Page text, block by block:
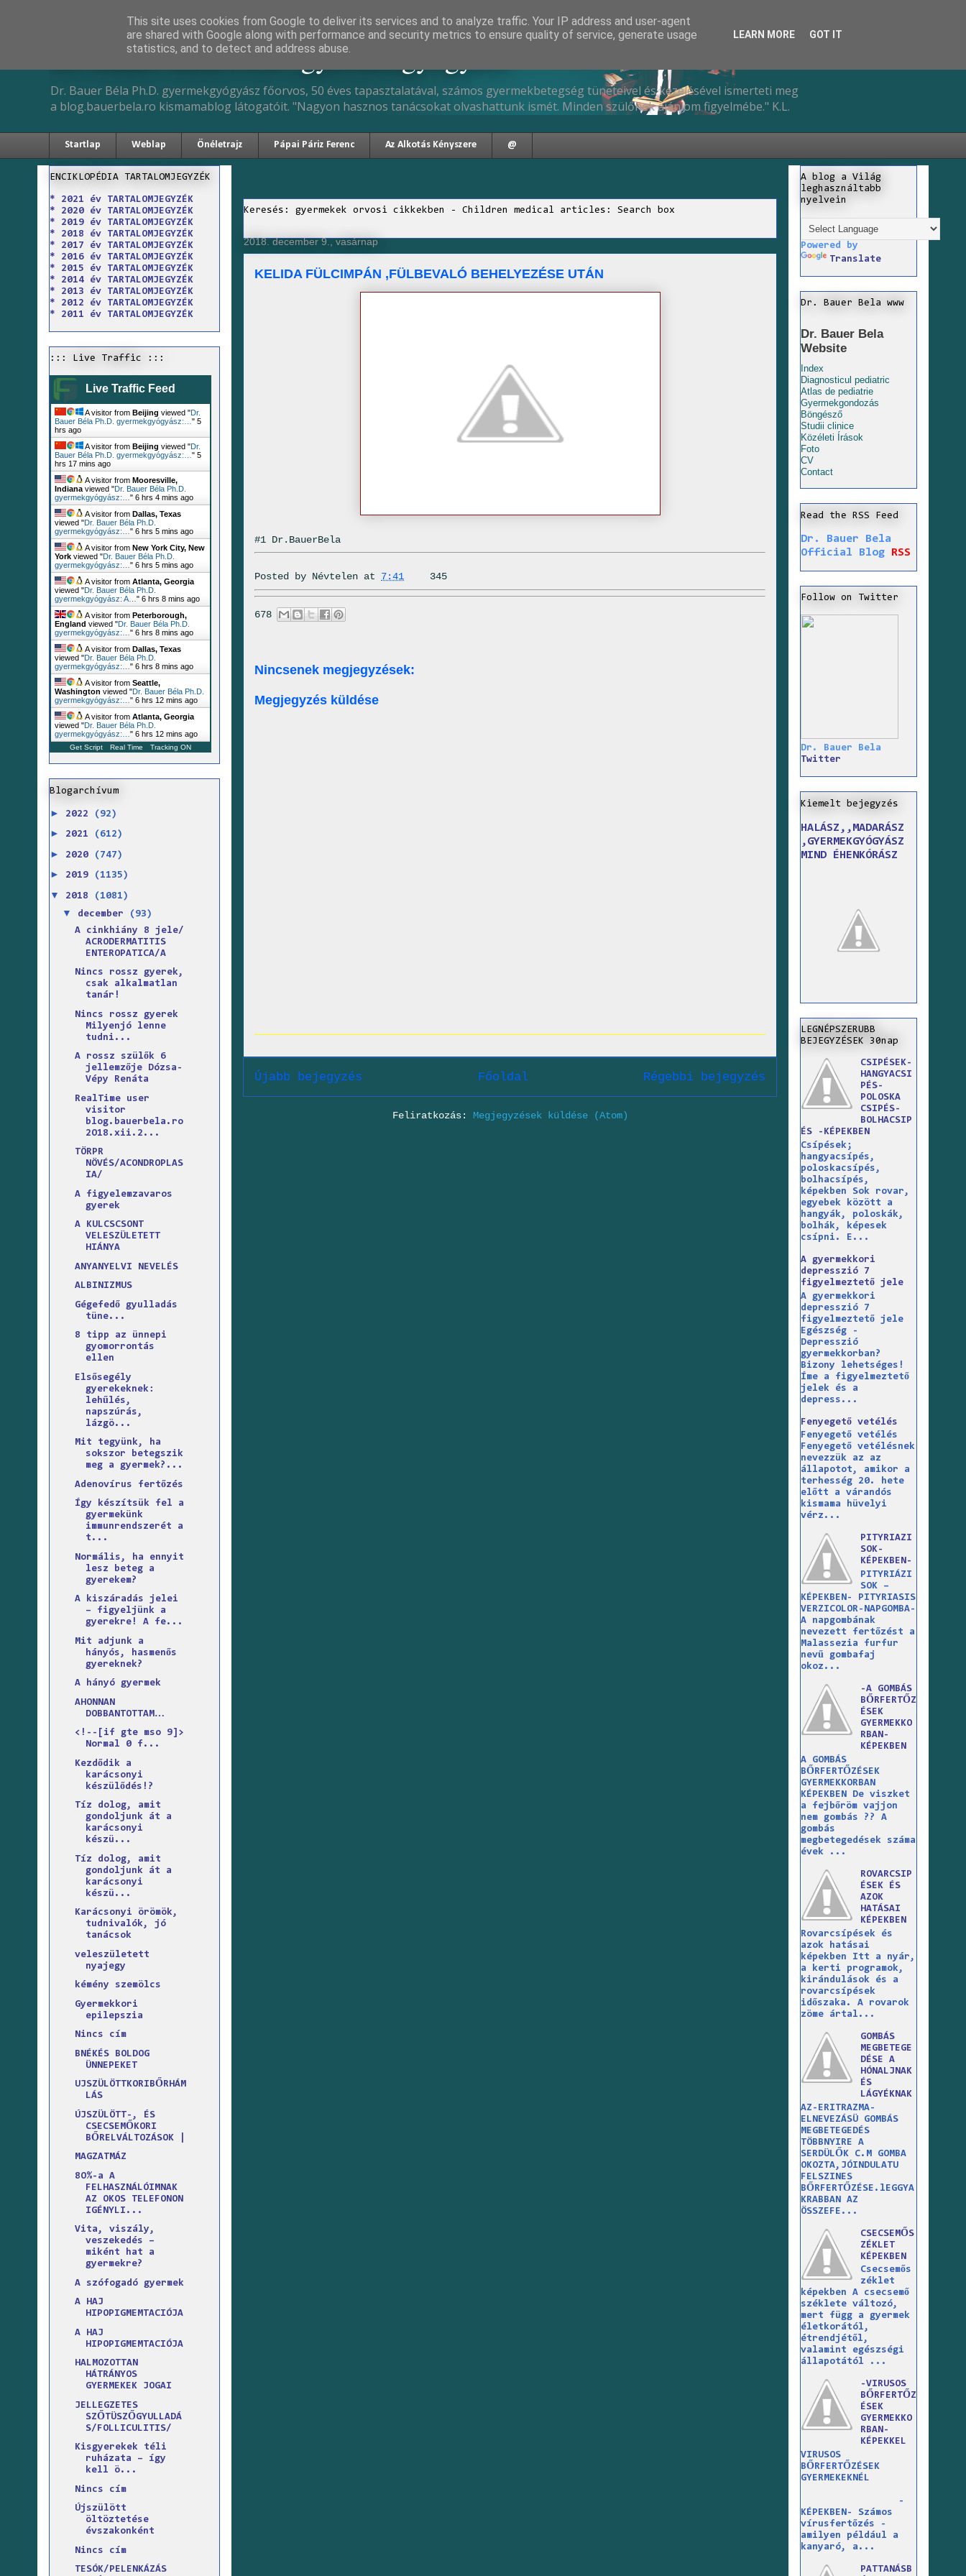
Dr. Bauer Béla Ph.D. gyermekgyógyász
Dr. Bauer Béla Ph.D. gyermekgyógyász főorvos, 50 éves tapasztalatával, számos gyermekbetegség tüneteivel és kezelésével ismerteti meg
a blog.bauerbela.ro kismamablog látogatóit. "Nagyon hasznos tanácsokat olvashattunk ismét. Minden szülőnek ajánlom figyelmébe." K.L.
Startlap Weblap Önéletrajz Pápai Páriz Ferenc Az Alkotás Kényszere @
Keresés: gyermekek orvosi cikkekben - Children medical articles: Search box
2018. december 9., vasárnap
KELIDA FÜLCIMPÁN ,FÜLBEVALÓ BEHELYEZÉSE UTÁN
#1 Dr.BauerBela
Posted by Névtelen at 7:41 345
678
Nincsenek megjegyzések:
Megjegyzés küldése
Újabb bejegyzés Régebbi bejegyzés
Főoldal
Feliratkozás: Megjegyzések küldése (Atom)
ENCIKLOPÉDIA TARTALOMJEGYZÉK
* 2021 év TARTALOMJEGYZÉK
* 2020 év TARTALOMJEGYZÉK
* 2019 év TARTALOMJEGYZÉK
* 2018 év TARTALOMJEGYZÉK
* 2017 év TARTALOMJEGYZÉK
* 2016 év TARTALOMJEGYZÉK
* 2015 év TARTALOMJEGYZÉK
* 2014 év TARTALOMJEGYZÉK
* 2013 év TARTALOMJEGYZÉK
* 2012 év TARTALOMJEGYZÉK
* 2011 év TARTALOMJEGYZÉK
::: Live Traffic :::
Live Traffic Feed
A visitor from Beijing viewed "Dr.
Bauer Béla Ph.D. gyermekgyógyász:… " 5
hrs ago
A visitor from Beijing viewed "Dr.
Bauer Béla Ph.D. gyermekgyógyász:… " 5
hrs 17 mins ago
A visitor from Mooresville,
Indiana viewed "Dr. Bauer Béla Ph.D.
gyermekgyógyász:… " 6 hrs 4 mins ago
A visitor from Dallas, Texas
viewed "Dr. Bauer Béla Ph.D.
gyermekgyógyász:… " 6 hrs 5 mins ago
A visitor from New York City, New
York viewed "Dr. Bauer Béla Ph.D.
gyermekgyógyász:… " 6 hrs 5 mins ago
A visitor from Atlanta, Georgia
viewed "Dr. Bauer Béla Ph.D.
gyermekgyógyász: A… " 6 hrs 8 mins ago
A visitor from Peterborough,
England viewed "Dr. Bauer Béla Ph.D.
gyermekgyógyász:… " 6 hrs 8 mins ago
A visitor from Dallas, Texas
viewed "Dr. Bauer Béla Ph.D.
gyermekgyógyász:… " 6 hrs 9 mins ago
A visitor from Seattle,
Washington viewed "Dr. Bauer Béla Ph.D.
gyermekgyógyász:… " 6 hrs 12 mins ago
A visitor from Atlanta, Georgia
viewed "Dr. Bauer Béla Ph.D.
gyermekgyógyász:… " 6 hrs 12 mins ago
Get Script Real Time Tracking ON
Blogarchívum
► 2022 (92)
► 2021 (612)
► 2020 (747)
► 2019 (1135)
▼ 2018 (1081)
▼ december
(93)
A cinkhiány 8 jele/
ACRODERMATITIS
ENTEROPATICA/A
Nincs rossz gyerek,
csak alkalmatlan
tanár!
Nincs ​rossz gyerek
Milyen ​jó lenne
tudni...
A rossz szülők 6
jellemzője Dózsa-
Vépy Renáta
RealTime user
visitor
blog.bauerbela.ro
2O18.xii.2...
TÖRPR
NÖVÉS/ACONDROPLAS
IA/
A figyelemzavaros
gyerek
A KULCSCSONT
VELESZÜLETETT
HIÁNYA
ANYANYELVI NEVELÉS
ALBINIZMUS
Gégefedő gyulladás
tüne...
8 tipp az ünnepi
gyomorrontás
ellen
Elsősegély
gyerekeknek:
lehűlés,
napszúrás,
lázgö...
Mit tegyünk, ha
sokszor betegszik
meg a gyermek?...
Adenovírus fertőzés
Így készítsük fel a
gyermekünk
immunrendszerét a
t...
Normális, ha ennyit
lesz beteg a
gyerekem?
A kiszáradás jelei
– figyeljünk a
gyerekre! A fe...
Mit adjunk a
hányós, hasmenős
gyereknek?
A hányó gyermek
AHONNAN
DOBBANTOTTAM…
<!--[if gte mso 9]>
Normal 0 f...
Kezdődik a
karácsonyi
készülődés!?
Tíz dolog, amit
gondoljunk át a
karácsonyi
készü...
Tíz dolog, amit
gondoljunk át a
karácsonyi
készü...
Karácsonyi örömök,
tudnivalók, jó
tanácsok
veleszületett
nyajegy
kémény szemölcs
Gyermekkori
epilepszia
Nincs cím
BNÉKÉS BOLDOG
ÜNNEPEKET
UJSZÜLÖTTKORIBŐRHÁM
LÁS
ÚJSZÜLÖTT-, ÉS
CSECSEMŐKORI
BŐRELVÁLTOZÁSOK |
MAGZATMÁZ
8O%-a A
FELHASZNÁLÓIMNAK
AZ OKOS TELEFONON
IGÉNYLI...
Vita, viszály,
veszekedés –
miként hat a
gyermekre?
A szófogadó gyermek
A HAJ
HIPOPIGMEMTACIÓJA
A HAJ
HIPOPIGMEMTACIÓJA
HALMOZOTTAN
HÁTRÁNYOS
GYERMEKEK JOGAI
JELLEGZETES
SZŐTÜSZŐGYULLADÁ
S/FOLLICULITIS/
Kisgyerekek téli
ruházata – így
kell ö...
Nincs cím
Újszülött
öltöztetése
évszakonként
Nincs cím
TESÓK/PELENKÁZÁS
A blog a Világ
leghasználtabb
nyelvein
Powered by
Translate
Dr. Bauer Bela www
Dr. Bauer Bela
Website
Index
Diagnosticul pediatric
Atlas de pediatrie
Gyermekgondozás
Böngésző
Studii clinice
Közéleti Írások
Foto
CV
Contact
Read the RSS Feed
Dr. Bauer Bela
Official Blog
RSS
Follow on Twitter
Dr. Bauer Bela
Twitter
Kiemelt bejegyzés
HALÁSZ,,MADARÁSZ
,GYERMEKGYÓGYÁSZ
MIND ÉHENKÓRÁSZ
LEGNÉPSZERUBB
BEJEGYZÉSEK 30nap
CSIPÉSEK-
HANGYACSI
PÉS-
POLOSKA
CSIPÉS-
BOLHACSIP
ÉS -KÉPEKBEN
Csípések;
hangyacsípés,
poloskacsípés,
bolhacsípés,
képekben Sok rovar,
egyebek között a
hangyák, poloskák,
bolhák, képesek
csípni. E...
A gyermekkori
depresszió 7
figyelmeztető jele
A gyermekkori
depresszió 7
figyelmeztető jele
Egészség -
Depresszió
gyermekkorban?
Bizony lehetséges!
Íme a figyelmeztető
jelek és a
depress...
Fenyegető vetélés
Fenyegető vetélés
Fenyegető vetélésnek
nevezzük az az
állapotot, amikor a
terhesség 20. hete
előtt a várandós
kismama hüvelyi
vérz...
PITYRIAZI
SOK-
KÉPEKBEN-
PITYRIÁZI
SOK –
KÉPEKBEN- PITYRIASIS
VERZICOLOR-NAPGOMBA-
A napgombának
nevezett fertőzést a
Malassezia furfur
nevű gombafaj
okoz...
-A GOMBÁS
BŐRFERTŐZ
ÉSEK
GYERMEKKO
RBAN-
KÉPEKBEN
A GOMBÁS
BŐRFERTŐZÉSEK
GYERMEKKORBAN
KÉPEKBEN De viszket
a fejbőröm vajjon
nem gombás ?? A
gombás
megbetegedések száma
évek ...
ROVARCSIP
ÉSEK ÉS
AZOK
HATÁSAI
KÉPEKBEN
Rovarcsípések és
azok hatásai
képekben Itt a nyár,
a kerti programok,
kirándulások és a
rovarcsípések
időszaka. A rovarok
zöme ártal...
GOMBÁS
MEGBETEGE
DÉSE A
HÓNALJNAK
ÉS
LÁGYÉKNAK
AZ-ERITRAZMA-
ELNEVEZÁSÜ GOMBÁS
MEGBETEGEDÉS
TÖBBNYIRE A
SERDÜLŐK C.M GOMBA
OKOZTA,JÓINDULATU
FELSZINES
BŐRFERTŐZÉSE.lEGGYA
KRABBAN AZ
ÖSSZEFE...
CSECSEMŐS
ZÉKLET
KÉPEKBEN
Csecsemős
zéklet
képekben A csecsemő
széklete változó,
mert függ a gyermek
életkorától,
étrendjétől,
valamint egészségi
állapotától ...
-VIRUSOS
BŐRFERTŐZ
ÉSEK
GYERMEKKO
RBAN-
KÉPEKKEL
VIRUSOS
BŐRFERTŐZÉSEK
GYERMEKEKNÉL
-
KÉPEKBEN- Számos
vírusfertőzés -
amilyen például a
kanyaró, a...
PATTANÁSB
This site uses cookies from Google to deliver its services and to analyze traffic. Your IP address and user-agent
are shared with Google along with performance and security metrics to ensure quality of service, generate usage
statistics, and to detect and address abuse.
LEARN MORE GOT IT